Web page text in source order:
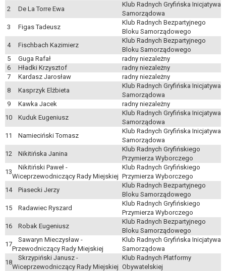
2
De La Torre Ewa
Klub Radnych Gryfińska Inicjatywa
Samorządowa
3
Figas Tadeusz
Klub Radnych Bezpartyjnego
Bloku Samorządowego
4
Fischbach Kazimierz
Klub Radnych Bezpartyjnego
Bloku Samorządowego
5
Guga Rafał
radny niezależny
6
Hładki Krzysztof
radny niezależny
7
Kardasz Jarosław
radny niezależny
8
Kasprzyk Elżbieta
Klub Radnych Gryfińska Inicjatywa
Samorządowa
9
Kawka Jacek
radny niezależny
10 Kuduk Eugeniusz
Klub Radnych Gryfińska Inicjatywa
Samorządowa
11
Namieciński Tomasz
Klub Radnych Gryfińska Inicjatywa
Samorządowa
12 Nikitińska Janina
Klub Radnych Gryfińskiego
Przymierza Wyborczego
13
Nikitiński Paweł -
Wiceprzewodniczący Rady Miejskiej
Klub Radnych Gryfińskiego
Przymierza Wyborczego
14Piasecki Jerzy
Klub Radnych Bezpartyjnego
Bloku Samorządowego
15 Radawiec Ryszard
Klub Radnych Gryfińskiego
Przymierza Wyborczego
16 Robak Eugeniusz
Klub Radnych Bezpartyjnego
Bloku Samorządowego
17
Sawaryn Mieczysław -
Przewodniczący Rady Miejskiej
Klub Radnych Gryfińska Inicjatywa
Samorządowa
18
Skrzypiński Janusz -
Wiceprzewodniczący Rady Miejskiej
Klub Radnych Platformy
Obywatelskiej
danych na podstawie art. 21 RODO, wobec
przetwarzania danych osobowych, którego
podstawą prawną jest:
niezbędność przetwarzania do
wykonania zadania realizowanego w
interesie publicznym lub w ramach
sprawowania władzy publicznej
powierzonej administratorowi bądź
niezbędność przetwarzania do celów
wynikających z prawnie
uzasadnionych interesów
realizowanych przez administratora
lub przez stronę trzecią.
Z przyczyn związanych z Pani/Pana
szczególną sytuacją. W razie wniesienia
sprzeciwu, administrator nie może już
przetwarzać tych danych osobowych, chyba
że wykaże on istnienie ważnych prawnie
uzasadnionych podstaw do przetwarzania,
nadrzędnych wobec interesów, praw i
wolności osoby, której dane dotyczą, lub
podstaw do ustalenia, dochodzenia lub
obrony roszczeń.